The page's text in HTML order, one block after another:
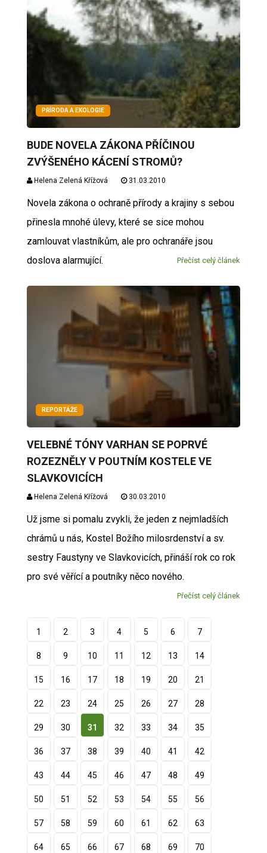
PŘÍRODA A EKOLOGIE
BUDE NOVELA ZÁKONA PŘÍČINOU
ZVÝŠENÉHO KÁCENÍ STROMŮ?
Helena Zelená Křížová 31.03.2010
Novela zákona o ochraně přírody a krajiny s sebou
přinesla mnohé úlevy, které se sice mohou
zamlouvat vlastníkům, ale pro ochranáře jsou
doslova alarmující.
Přečíst celý článek
REPORTÁŽE
VELEBNÉ TÓNY VARHAN SE POPRVÉ
ROZEZNĚLY V POUTNÍM KOSTELE VE
SLAVKOVICÍCH
Helena Zelená Křížová 30.03.2010
Už jsme si pomalu zvykli, že jeden z nejmladších
chrámů u nás, Kostel Božího milosrdenství a sv.
sestry Faustyny ve Slavkovicích, přináší rok co rok
pro své věřící a poutníky něco nového.
Přečíst celý článek
1 2 3 4 5 6 7
8 9 10 11 12 13 14
15 16 17 18 19 20 21
22 23 24 25 26 27 28
29 30 31 32 33 34 35
36 37 38 39 40 41 42
43 44 45 46 47 48 49
50 51 52 53 54 55 56
57 58 59 60 61 62 63
64 65 66 67 68 69 70